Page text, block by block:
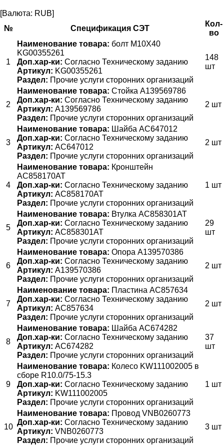
[Валюта: RUB]
№
Спецификация СЭТ
Кол-
во
1
Наименование товара: болт М10Х40
KG00355261
Доп.хар-ки: Согласно Техническому заданию
Артикул: KG00355261
Раздел: Прочие услуги сторонних организаций
148
шт
2
Наименование товара: Стойка A139569786
Доп.хар-ки: Согласно Техническому заданию
Артикул: A139569786
Раздел: Прочие услуги сторонних организаций
2 шт
3
Наименование товара: Шайба AC647012
Доп.хар-ки: Согласно Техническому заданию
Артикул: AC647012
Раздел: Прочие услуги сторонних организаций
2 шт
4
Наименование товара: Кронштейн
АС858170АТ
Доп.хар-ки: Согласно Техническому заданию
Артикул: АС858170АТ
Раздел: Прочие услуги сторонних организаций
1 шт
5
Наименование товара: Втулка АС858301АТ
Доп.хар-ки: Согласно Техническому заданию
Артикул: АС858301АТ
Раздел: Прочие услуги сторонних организаций
29
шт
6
Наименование товара: Опора А139570386
Доп.хар-ки: Согласно Техническому заданию
Артикул: А139570386
Раздел: Прочие услуги сторонних организаций
2 шт
7
Наименование товара: Пластина АС857634
Доп.хар-ки: Согласно Техническому заданию
Артикул: АС857634
Раздел: Прочие услуги сторонних организаций
2 шт
8
Наименование товара: Шайба АС674282
Доп.хар-ки: Согласно Техническому заданию
Артикул: АС674282
Раздел: Прочие услуги сторонних организаций
37
шт
9
Наименование товара: Колесо KW111002005 в
сборе R10.0/75-15.3
Доп.хар-ки: Согласно Техническому заданию
Артикул: KW111002005
Раздел: Прочие услуги сторонних организаций
1 шт
10
Наименование товара: Провод VNB0260773
Доп.хар-ки: Согласно Техническому заданию
Артикул: VNB0260773
Раздел: Прочие услуги сторонних организаций
3 шт